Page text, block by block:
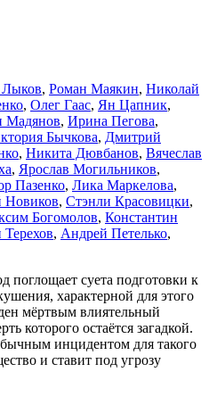
Лыков, Роман Маякин, Николай
, Олег Гаас, Ян Цапник,
Мадянов, Ирина Пегова,
Бычкова, Дмитрий
, Никита Дювбанов, Вячеслав
, Ярослав Могильников,
Пазенко, Лика Маркелова,
Новиков, Стэнли Красовицки,
Богомолов, Константин
, Андрей Петелько,
суета подготовки к
характерной для этого
мёртвым влиятельный
которого остаётся загадкой.
инцидентом для такого
и ставит под угрозу